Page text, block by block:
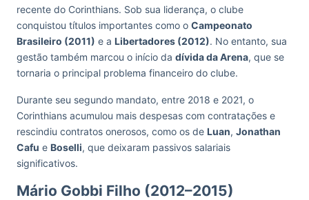
recente do Corinthians. Sob sua liderança, o clube
conquistou títulos importantes como o Campeonato
Brasileiro (2011) e a Libertadores (2012). No entanto, sua
gestão também marcou o início da dívida da Arena, que se
tornaria o principal problema financeiro do clube.
Durante seu segundo mandato, entre 2018 e 2021, o
Corinthians acumulou mais despesas com contratações e
rescindiu contratos onerosos, como os de Luan, Jonathan
Cafu e Boselli, que deixaram passivos salariais
significativos.
Mário Gobbi Filho (2012–2015)